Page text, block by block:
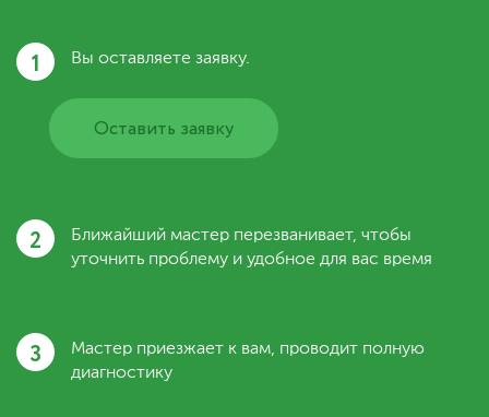
1 Вы оставляете заявку.
Оставить заявку
2
Ближайший мастер перезванивает, чтобы
уточнить проблему и удобное для вас время
3
Мастер приезжает к вам, проводит полную
диагностику